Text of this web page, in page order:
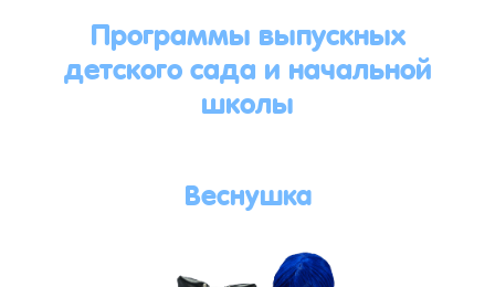
Программы выпускных
детского сада и начальной
школы
Веснушка